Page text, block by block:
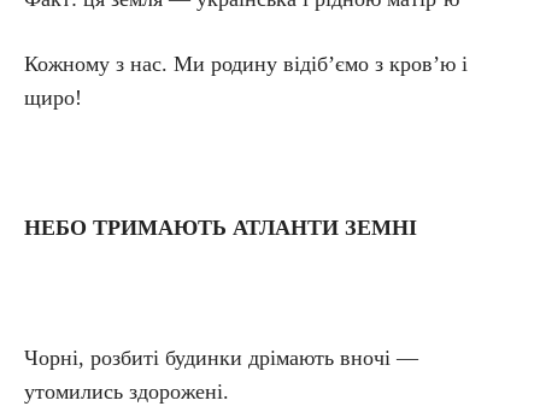
Кожному з нас. Ми родину відіб’ємо з кров’ю і
щиро!
НЕБО ТРИМАЮТЬ АТЛАНТИ ЗЕМНІ
Чорні, розбиті будинки дрімають вночі —
утомились здорожені.